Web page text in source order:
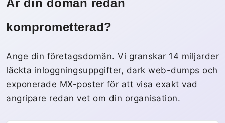
Är din domän redan
komprometterad?
Ange din företagsdomän. Vi granskar 14 miljarder
läckta inloggningsuppgifter, dark web-dumps och
exponerade MX-poster för att visa exakt vad
angripare redan vet om din organisation.